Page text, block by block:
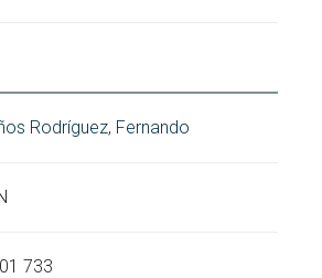
Rodríguez, Fernando
733